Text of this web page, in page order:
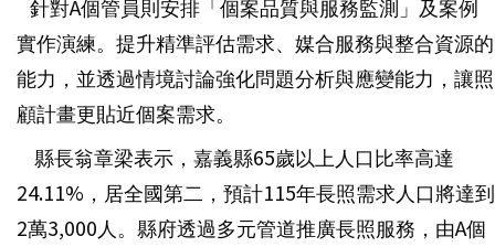
針對A個管員則安排「個案品質與服務監測」及案例
實作演練。提升精準評估需求、媒合服務與整合資源的
能力，並透過情境討論強化問題分析與應變能力，讓照
顧計畫更貼近個案需求。
縣長翁章梁表示，嘉義縣65歲以上人口比率高達
24.11%，居全國第二，預計115年長照需求人口將達到
2萬3,000人。縣府透過多元管道推廣長照服務，由A個